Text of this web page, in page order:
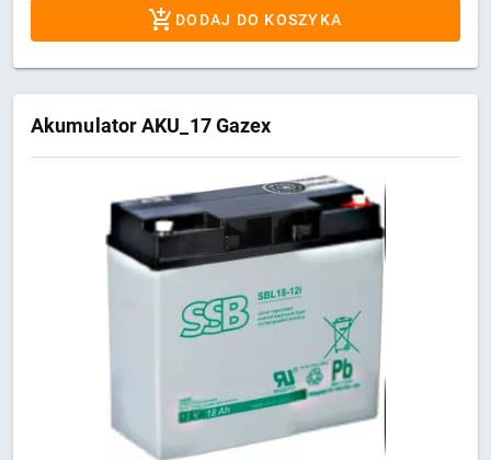
DODAJ DO KOSZYKA
Akumulator AKU_17 Gazex